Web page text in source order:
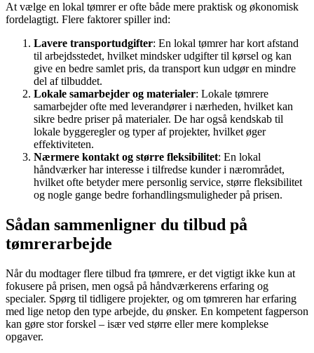
At vælge en lokal tømrer er ofte både mere praktisk og økonomisk
fordelagtigt. Flere faktorer spiller ind:
Lavere transportudgifter: En lokal tømrer har kort afstand
til arbejdsstedet, hvilket mindsker udgifter til kørsel og kan
give en bedre samlet pris, da transport kun udgør en mindre
del af tilbuddet.
Lokale samarbejder og materialer: Lokale tømrere
samarbejder ofte med leverandører i nærheden, hvilket kan
sikre bedre priser på materialer. De har også kendskab til
lokale byggeregler og typer af projekter, hvilket øger
effektiviteten.
Nærmere kontakt og større fleksibilitet: En lokal
håndværker har interesse i tilfredse kunder i nærområdet,
hvilket ofte betyder mere personlig service, større fleksibilitet
og nogle gange bedre forhandlingsmuligheder på prisen.
Sådan sammenligner du tilbud på
tømrerarbejde
Når du modtager flere tilbud fra tømrere, er det vigtigt ikke kun at
fokusere på prisen, men også på håndværkerens erfaring og
specialer. Spørg til tidligere projekter, og om tømreren har erfaring
med lige netop den type arbejde, du ønsker. En kompetent fagperson
kan gøre stor forskel – især ved større eller mere komplekse
opgaver.